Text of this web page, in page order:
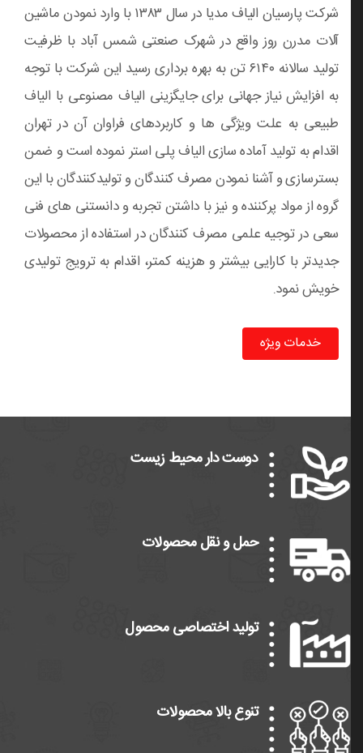
شرکت پارسیان الیاف مدیا در سال ۱۳۸۳ با وارد نمودن ماشین
آلات مدرن روز واقع در شهرک صنعتی شمس آباد با ظرفیت
تولید سالانه ۶۱۴۰ تن به بهره برداری رسید این شرکت با توجه
به افزایش نیاز جهانی برای جایگزینی الیاف مصنوعی با الیاف
طبیعی به علت ویژگی ها و کاربردهای فراوان آن در تهران
اقدام به تولید آماده سازی الیاف پلی استر نموده است و ضمن
بسترسازی و آشنا نمودن مصرف کنندگان و تولیدکنندگان با این
گروه از مواد پرکننده و نیز با داشتن تجربه و دانستنی های فنی
سعی در توجیه علمی مصرف کنندگان در استفاده از محصولات
جدیدتر با کارایی بیشتر و هزینه کمتر، اقدام به ترویج تولیدی
خویش نمود.
خدمات ویژه
دوست دار محیط زیست
حمل و نقل محصولات
تولید اختصاصی محصول
تنوع بالا محصولات